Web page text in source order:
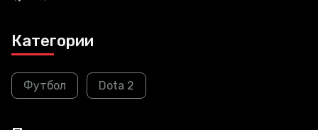
Категории
Футбол Dota 2